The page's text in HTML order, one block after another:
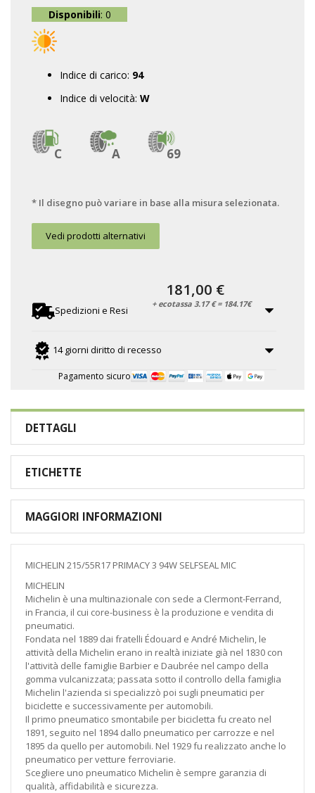
Disponibili: 0
Indice di carico: 94
Indice di velocità: W
C A 69
* Il disegno può variare in base alla misura selezionata.
Vedi prodotti alternativi
Spedizioni e Resi
14 giorni diritto di recesso
Pagamento sicuro
181,00 €
+ ecotassa 3.17 € = 184.17€
DETTAGLI
ETICHETTE
MAGGIORI INFORMAZIONI
MICHELIN 215/55R17 PRIMACY 3 94W SELFSEAL MIC
MICHELIN
Michelin è una multinazionale con sede a Clermont-Ferrand,
in Francia, il cui core-business è la produzione e vendita di
pneumatici.
Fondata nel 1889 dai fratelli Édouard e André Michelin, le
attività della Michelin erano in realtà iniziate già nel 1830 con
l'attività delle famiglie Barbier e Daubrée nel campo della
gomma vulcanizzata; passata sotto il controllo della famiglia
Michelin l'azienda si specializzò poi sugli pneumatici per
biciclette e successivamente per automobili.
Il primo pneumatico smontabile per bicicletta fu creato nel
1891, seguito nel 1894 dallo pneumatico per carrozze e nel
1895 da quello per automobili. Nel 1929 fu realizzato anche lo
pneumatico per vetture ferroviarie.
Scegliere uno pneumatico Michelin è sempre garanzia di
qualità, affidabilità e sicurezza.